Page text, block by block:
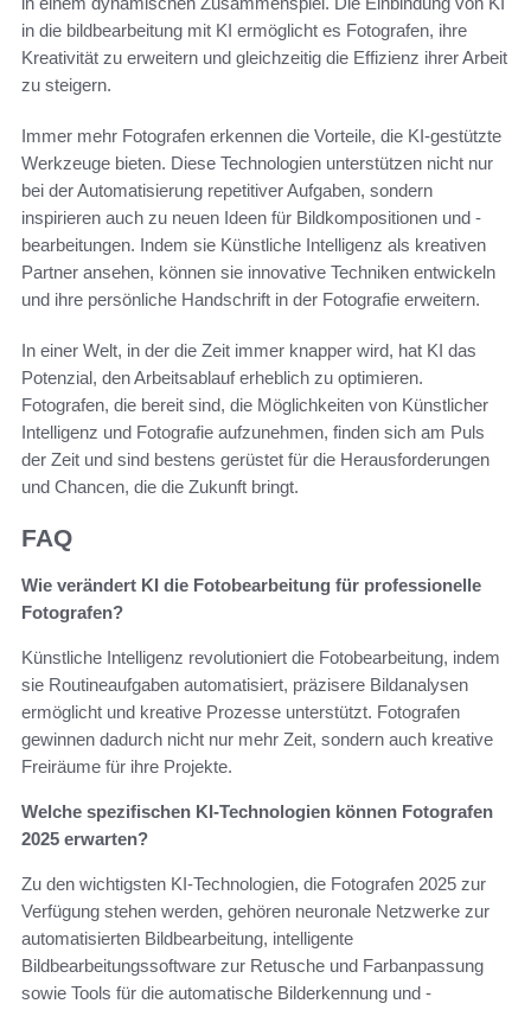
in die bildbearbeitung mit KI ermöglicht es Fotografen, ihre
Kreativität zu erweitern und gleichzeitig die Effizienz ihrer Arbeit
zu steigern.
Immer mehr Fotografen erkennen die Vorteile, die KI-gestützte
Werkzeuge bieten. Diese Technologien unterstützen nicht nur
bei der Automatisierung repetitiver Aufgaben, sondern
inspirieren auch zu neuen Ideen für Bildkompositionen und -
bearbeitungen. Indem sie Künstliche Intelligenz als kreativen
Partner ansehen, können sie innovative Techniken entwickeln
und ihre persönliche Handschrift in der Fotografie erweitern.
In einer Welt, in der die Zeit immer knapper wird, hat KI das
Potenzial, den Arbeitsablauf erheblich zu optimieren.
Fotografen, die bereit sind, die Möglichkeiten von Künstlicher
Intelligenz und Fotografie aufzunehmen, finden sich am Puls
der Zeit und sind bestens gerüstet für die Herausforderungen
und Chancen, die die Zukunft bringt.
FAQ
Wie verändert KI die Fotobearbeitung für professionelle
Fotografen?
Künstliche Intelligenz revolutioniert die Fotobearbeitung, indem
sie Routineaufgaben automatisiert, präzisere Bildanalysen
ermöglicht und kreative Prozesse unterstützt. Fotografen
gewinnen dadurch nicht nur mehr Zeit, sondern auch kreative
Freiräume für ihre Projekte.
Welche spezifischen KI-Technologien können Fotografen
2025 erwarten?
Zu den wichtigsten KI-Technologien, die Fotografen 2025 zur
Verfügung stehen werden, gehören neuronale Netzwerke zur
automatisierten Bildbearbeitung, intelligente
Bildbearbeitungssoftware zur Retusche und Farbanpassung
sowie Tools für die automatische Bilderkennung und -